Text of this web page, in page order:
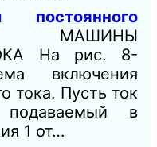
МАШИНЫ
На рис. 8-
включения
тока. Пусть ток
в
1 от…